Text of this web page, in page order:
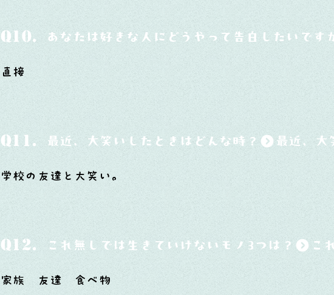
Q10. あなたは好きな人にどうやって告白したいです
直接
Q11. 最近、大笑いしたときはどんな時？
学校の友達と大笑い。
Q12. これ無しでは生きていけないモノ3つは？
家族 友達 食べ物